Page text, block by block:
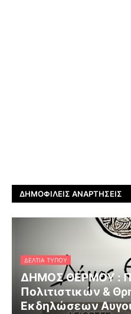
ΔΗΜΟΦΙΛΕΊΣ ΑΝΑΡΤΉΣΕΙΣ
ΔΕΛΤΊΑ ΤΎΠΟΥ
ΔΗΜΟΣ ΘΕΡΜΟΥ :
Πολιτιστικών &
Εκδηλώσεων